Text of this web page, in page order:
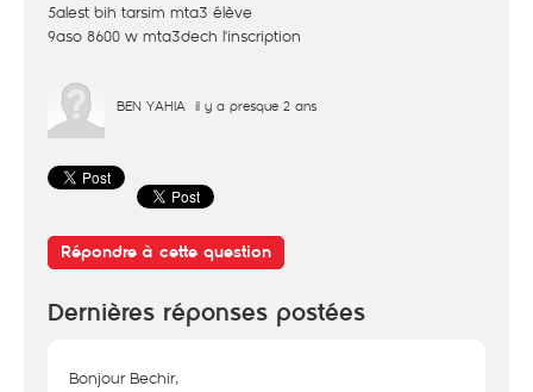
5alest bih tarsim mta3 élève
9aso 8600 w mta3dech l'inscription
BEN YAHIA il y a presque 2 ans
Répondre à cette question
Dernières réponses postées
Bonjour Bechir,